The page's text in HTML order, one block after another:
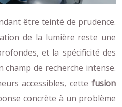
être teinté de prudence.
de la lumière reste une
et la spécificité des
de recherche intense.
accessibles, cette fusion
concrète à un problème